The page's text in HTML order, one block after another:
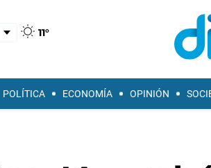
11°
POLÍTICA ECONOMÍA OPINIÓN